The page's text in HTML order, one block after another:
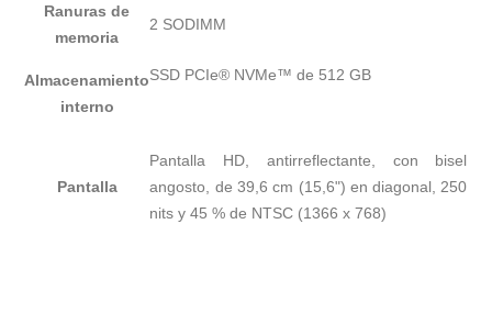
Ranuras de
memoria
2 SODIMM
Almacenamiento
interno
SSD PCIe® NVMe™ de 512 GB
Pantalla
Pantalla HD, antirreflectante, con bisel
angosto, de 39,6 cm (15,6") en diagonal, 250
nits y 45 % de NTSC (1366 x768)